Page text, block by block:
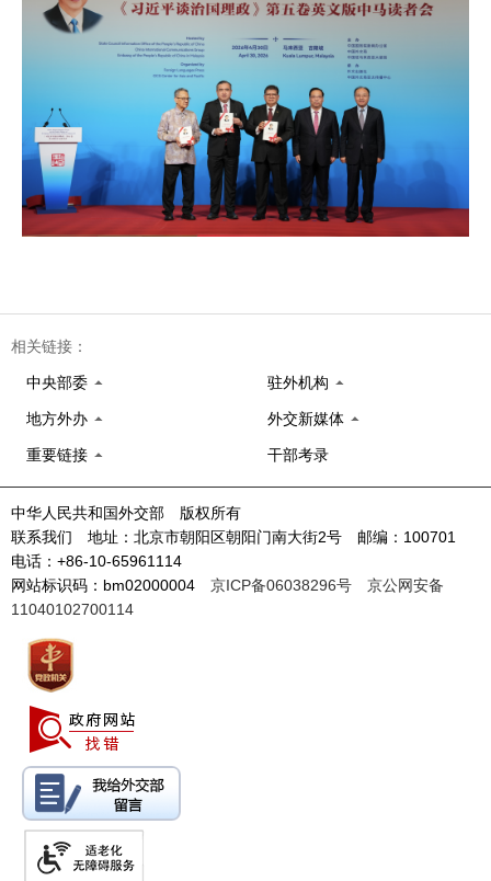
相关链接：
中央部委 驻外机构
地方外办 外交新媒体
重要链接 干部考录
中华人民共和国外交部 版权所有
联系我们 地址：北京市朝阳区朝阳门南大街2号 邮编：100701
电话：+86-10-65961114
网站标识码：bm02000004 京ICP备06038296号
京公网安备
11040102700114